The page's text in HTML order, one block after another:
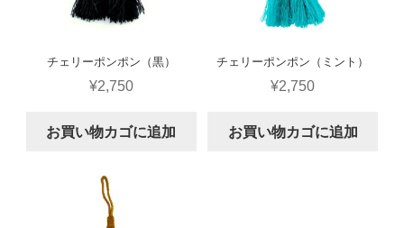
チェリーポンポン（黒）
¥2,750
お買い物カゴに追加
チェリーポンポン（ミント）
¥2,750
お買い物カゴに追加